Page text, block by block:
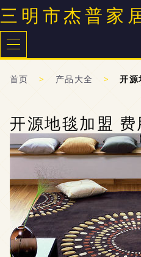
三明市杰普家
首页 > 产品大全 > 开源
开源地毯加盟